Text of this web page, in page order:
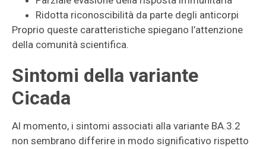
Ridotta riconoscibilità da parte degli anticorpi
Proprio queste caratteristiche spiegano l’attenzione
della comunità scientifica.
Sintomi della variante
Cicada
Al momento, i sintomi associati alla variante BA.3.2
non sembrano differire in modo significativo rispetto